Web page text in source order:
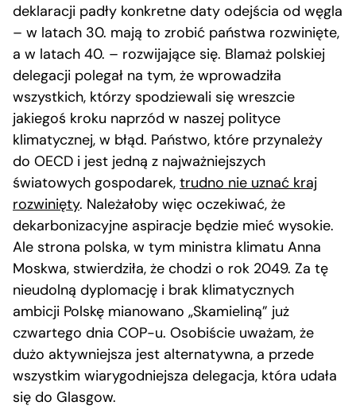
deklaracji padły konkretne daty odejścia od węgla
– w latach 30. mają to zrobić państwa rozwinięte,
a w latach 40. – rozwijające się. Blamaż polskiej
delegacji polegał na tym, że wprowadziła
wszystkich, którzy spodziewali się wreszcie
jakiegoś kroku naprzód w naszej polityce
klimatycznej, w błąd. Państwo, które przynależy
do OECD i jest jedną z najważniejszych
światowych gospodarek, trudno nie uznać kraj
rozwinięty. Należałoby więc oczekiwać, że
dekarbonizacyjne aspiracje będzie mieć wysokie.
Ale strona polska, w tym ministra klimatu Anna
Moskwa, stwierdziła, że chodzi o rok 2049. Za tę
nieudolną dyplomację i brak klimatycznych
ambicji Polskę mianowano „Skamieliną” już
czwartego dnia COP-u. Osobiście uważam, że
dużo aktywniejsza jest alternatywna, a przede
wszystkim wiarygodniejsza delegacja, która udała
się do Glasgow.